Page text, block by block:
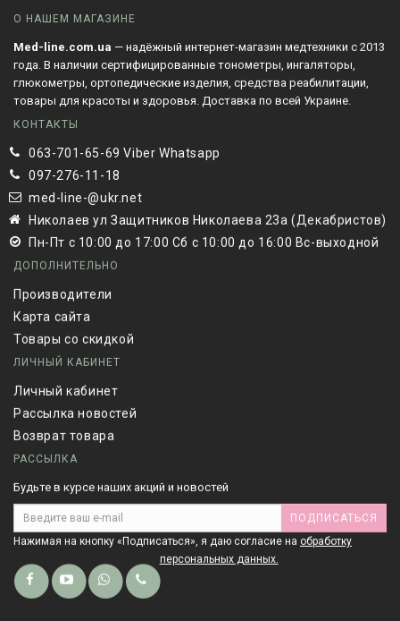
О НАШЕМ МАГАЗИНЕ
Med-line.com.ua — надёжный интернет-магазин медтехники с 2013
года. В наличии сертифицированные тонометры, ингаляторы,
глюкометры, ортопедические изделия, средства реабилитации,
товары для красоты и здоровья. Доставка по всей Украине.
КОНТАКТЫ
063-701-65-69 Viber Whatsapp
097-276-11-18
med-line-@ukr.net
Николаев ул Защитников Николаева 23а (Декабристов)
Пн-Пт с 10:00 до 17:00 Сб с 10:00 до 16:00 Вс-выходной
ДОПОЛНИТЕЛЬНО
Производители
Карта сайта
Товары со скидкой
ЛИЧНЫЙ КАБИНЕТ
Личный кабинет
Рассылка новостей
Возврат товара
РАССЫЛКА
Будьте в курсе наших акций и новостей
ПОДПИСАТЬСЯ
Нажимая на кнопку «Подписаться», я даю cогласие на обработку
персональных данных.